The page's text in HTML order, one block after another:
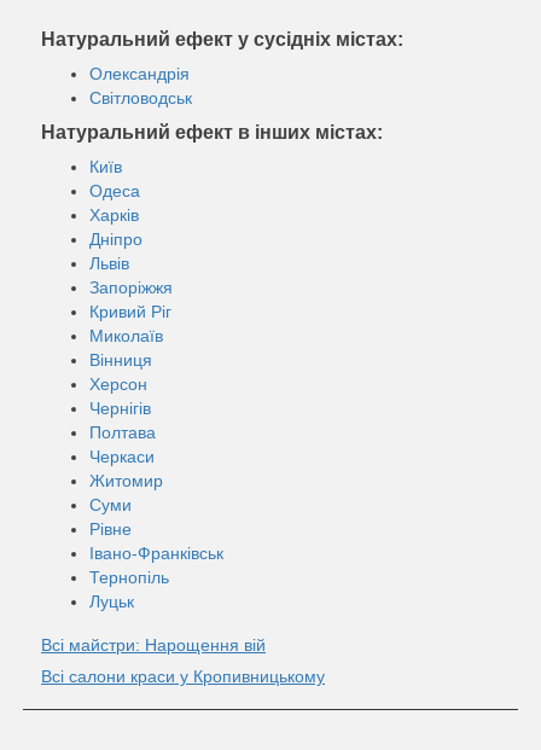
Натуральний ефект у сусідніх містах:
Олександрія
Світловодськ
Натуральний ефект в інших містах:
Київ
Одеса
Харків
Дніпро
Львів
Запоріжжя
Кривий Ріг
Миколаїв
Вінниця
Херсон
Чернігів
Полтава
Черкаси
Житомир
Суми
Рівне
Івано-Франківськ
Тернопіль
Луцьк
Всі майстри: Нарощення вій
Всі салони краси у Кропивницькому